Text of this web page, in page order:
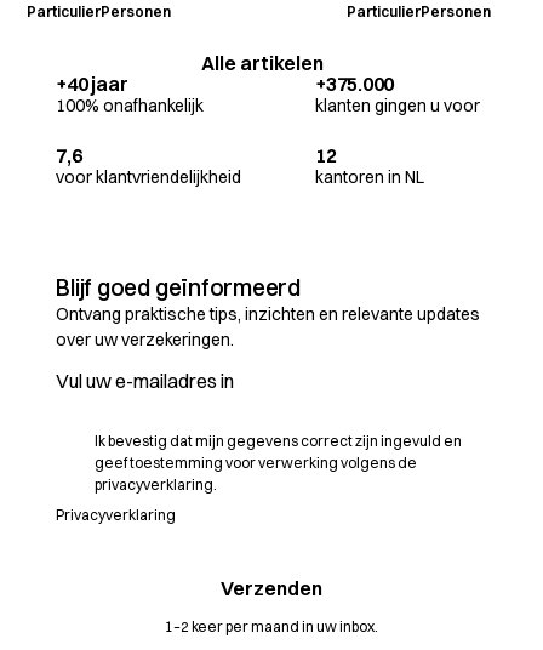
ParticulierPersonen ParticulierPersonen
Alle artikelen
+40 jaar
100% onafhankelijk
+375.000
klanten gingen u voor
7,6
voor klantvriendelijkheid
12
kantoren in NL
Blijf goed geïnformeerd
Ontvang praktische tips, inzichten en relevante updates
over uw verzekeringen.
Ik bevestig dat mijn gegevens correct zijn ingevuld en
geef toestemming voor verwerking volgens de
privacyverklaring.
Privacyverklaring
1–2 keer per maand in uw inbox.